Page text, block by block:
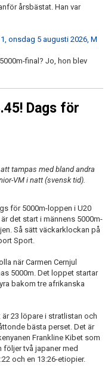
årsbästat. Han var
onsdag 5 augusti 2026, M
final? Jo, hon blev
Dags för
tampas med bland andra
VM i natt (svensk tid).
för 5000m-loppen i U20
det start i männens 5000m-
Så sätt väckarklockan på
Sport.
när Carmen Cernjul
5000m. Det loppet startar
bakom tre afrikanska
23 löpare i stratlistan och
bästa perset. Det är
Frankline Kibet som
följer två japaner med
och en 13:26-etiopier.